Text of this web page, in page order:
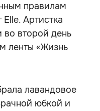
правилам
Артистка
во второй день
ленты «Жизнь
лавандовое
юбкой и